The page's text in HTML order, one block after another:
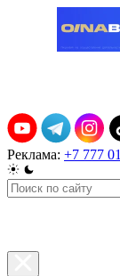
Реклама: +7 777